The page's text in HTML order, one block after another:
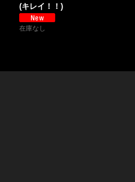
(キレイ！！)
在庫なし